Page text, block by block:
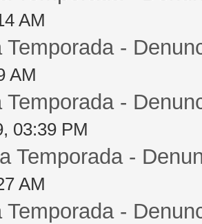
AM
Temporada -
AM
Temporada -
03:39 PM
Temporada -
AM
Temporada -